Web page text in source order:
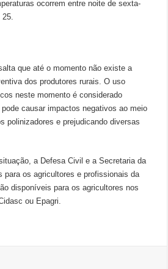
ocorrem entre noite de sexta-
que até o momento não existe a
dos produtores rurais. O uso
neste momento é considerado
causar impactos negativos ao meio
polinizadores e prejudicando diversas
a Defesa Civil e a Secretaria da
para os agricultores e profissionais da
disponíveis para os agricultores nos
ou Epagri.